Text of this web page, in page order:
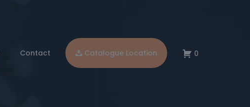
Contact Catalogue Location 0